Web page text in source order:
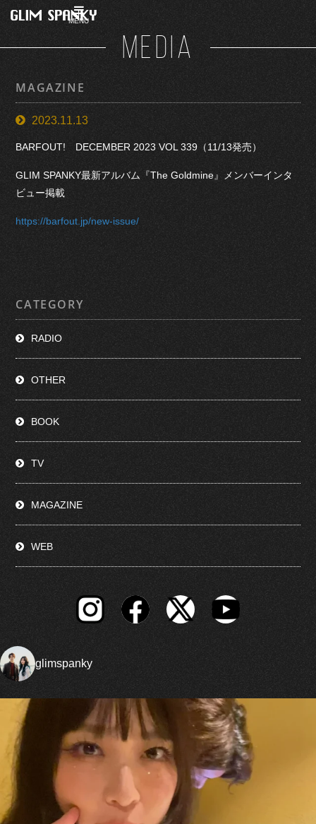
MENU
MEDIA
MAGAZINE
2023.11.13
BARFOUT! DECEMBER 2023 VOL 339（11/13発売）
GLIM SPANKY最新アルバム『The Goldmine』メンバーインタ
ビュー掲載
https://barfout.jp/new-issue/
CATEGORY
RADIO
OTHER
BOOK
TV
MAGAZINE
WEB
glimspanky